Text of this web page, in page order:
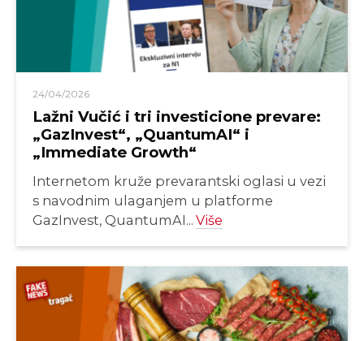
24/04/2026
Lažni Vučić i tri investicione prevare:
„GazInvest“, „QuantumAI“ i
„Immediate Growth“
Internetom kruže prevarantski oglasi u vezi
s navodnim ulaganjem u platforme
GazInvest, QuantumAI... Više